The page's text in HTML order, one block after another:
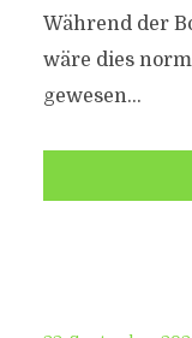
Während der
wäre dies
gewesen...